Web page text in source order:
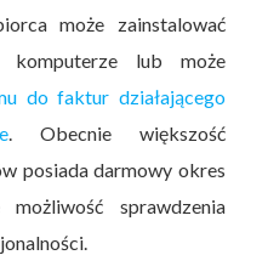
może zainstalować
komputerze lub może
do faktur działającego
. Obecnie większość
posiada darmowy okres
sprawdzenia